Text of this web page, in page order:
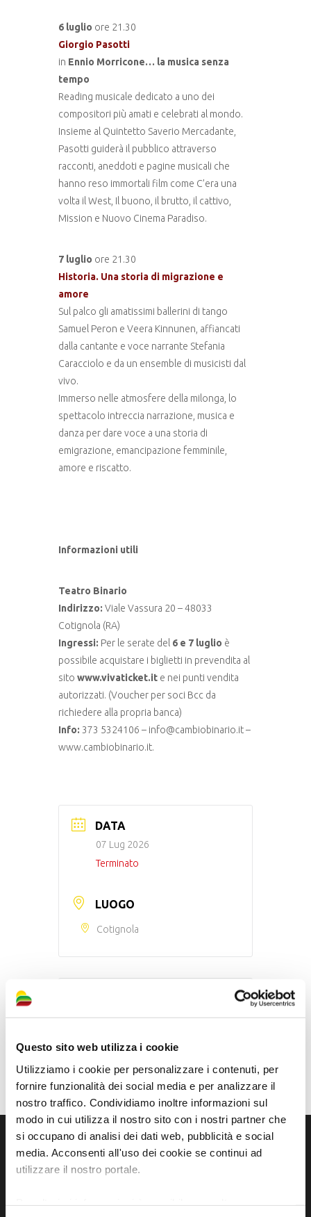
Questo sito web utilizza i cookie
Utilizziamo i cookie per personalizzare i contenuti, per
fornire funzionalità dei social media e per analizzare il
nostro traffico. Condividiamo inoltre informazioni sul
modo in cui utilizza il nostro sito con i nostri partner che
si occupano di analisi dei dati web, pubblicità e social
media. Acconsenti all'uso dei cookie se continui ad
utilizzare il nostro portale.
6 luglio ore 21.30
Giorgio Pasotti
in Ennio Morricone… la musica senza
tempo
Reading musicale dedicato a uno dei
compositori più amati e celebrati al mondo.
Insieme al Quintetto Saverio Mercadante,
Pasotti guiderà il pubblico attraverso
racconti, aneddoti e pagine musicali che
hanno reso immortali film come C’era una
volta il West, Il buono, il brutto, il cattivo,
Mission e Nuovo Cinema Paradiso.
7 luglio ore 21.30
Historia. Una storia di migrazione e
amore
Sul palco gli amatissimi ballerini di tango
Samuel Peron e Veera Kinnunen, affiancati
dalla cantante e voce narrante Stefania
Caracciolo e da un ensemble di musicisti dal
vivo.
Immerso nelle atmosfere della milonga, lo
spettacolo intreccia narrazione, musica e
danza per dare voce a una storia di
emigrazione, emancipazione femminile,
amore e riscatto.
Informazioni utili
Teatro Binario
Indirizzo: Viale Vassura 20 – 48033
Cotignola (RA)
Ingressi: Per le serate del 6 e 7 luglio è
possibile acquistare i biglietti in prevendita al
sito www.vivaticket.it e nei punti vendita
autorizzati. (Voucher per soci Bcc da
richiedere alla propria banca)
Info: 373 5324106 – info@cambiobinario.it –
www.cambiobinario.it.
DATA
07 Lug 2026
Terminato
LUOGO
Cotignola